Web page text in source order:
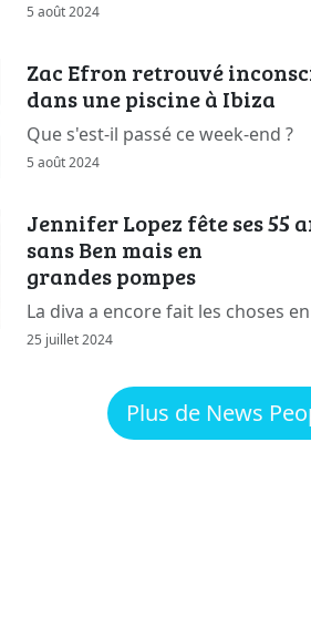
5 août 2024
Zac Efron retrouvé
dans une piscine à Ibiza
Que s'est-il passé ce week-end ?
5 août 2024
Jennifer Lopez fête ses 55
sans Ben mais en
grandes pompes
La diva a encore fait les choses
25 juillet 2024
Plus de News